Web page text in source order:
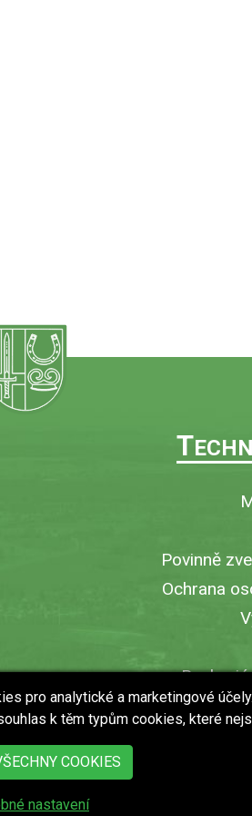
T
Povinně
Ochrana
pro analytické a marketingové
k těm typům cookies, které
COOKIES
nastavení